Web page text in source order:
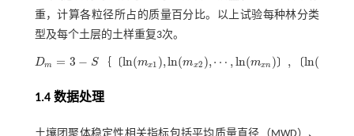
重，计算各粒径所占的质量百分比。以上试验每种林分类
型及每个土层的土样重复3次。
Dm = 3 − S ｛ 〔ln(mx1 ),ln(mx2 ),⋯ ,ln(mxn )〕 , 〔ln(
Dm= 3-S ln (m x1 n mx2),⋯,l n(mxn),ln( y1 ) ,l n (y2),⋯,ln(yn
1.4 数据处理